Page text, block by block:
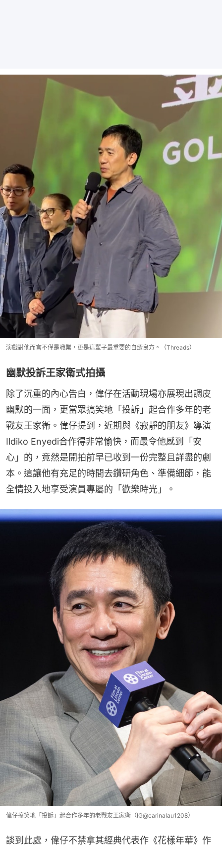
演戲對他而言不僅是職業，更是這輩子最重要的自癒良方。（Threads）
幽默投訴王家衛式拍攝
除了沉重的內心告白，偉仔在活動現場亦展現出調皮
幽默的一面，更當眾搞笑地「投訴」起合作多年的老
戰友王家衛。偉仔提到，近期與《寂靜的朋友》導演
Ildiko Enyedi合作得非常愉快，而最令他感到「安
心」的，竟然是開拍前早已收到一份完整且詳盡的劇
本。這讓他有充足的時間去鑽研角色、準備細節，能
全情投入地享受演員專屬的「歡樂時光」。
偉仔搞笑地「投訴」起合作多年的老戰友王家衛（IG@carinalau1208）
談到此處，偉仔不禁拿其經典代表作《花樣年華》作